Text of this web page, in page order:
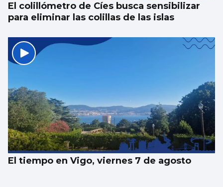
El colillómetro de Cíes busca sensibilizar
para eliminar las colillas de las islas
El tiempo en Vigo, viernes 7 de agosto